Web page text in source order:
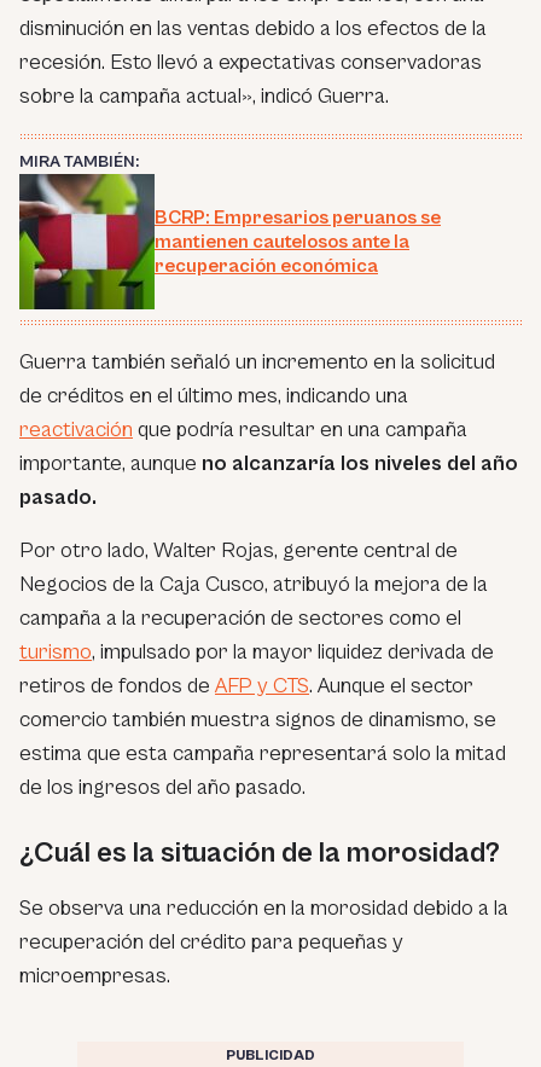
disminución en las ventas debido a los efectos de la
recesión. Esto llevó a expectativas conservadoras
sobre la campaña actual», indicó Guerra.
MIRA TAMBIÉN:
BCRP: Empresarios peruanos se
mantienen cautelosos ante la
recuperación económica
Guerra también señaló un incremento en la solicitud
de créditos en el último mes, indicando una
reactivación que podría resultar en una campaña
importante, aunque no alcanzaría los niveles del año
pasado.
Por otro lado, Walter Rojas, gerente central de
Negocios de la Caja Cusco, atribuyó la mejora de la
campaña a la recuperación de sectores como el
turismo, impulsado por la mayor liquidez derivada de
retiros de fondos de AFP y CTS. Aunque el sector
comercio también muestra signos de dinamismo, se
estima que esta campaña representará solo la mitad
de los ingresos del año pasado.
¿Cuál es la situación de la morosidad?
Se observa una reducción en la morosidad debido a la
recuperación del crédito para pequeñas y
microempresas.
PUBLICIDAD